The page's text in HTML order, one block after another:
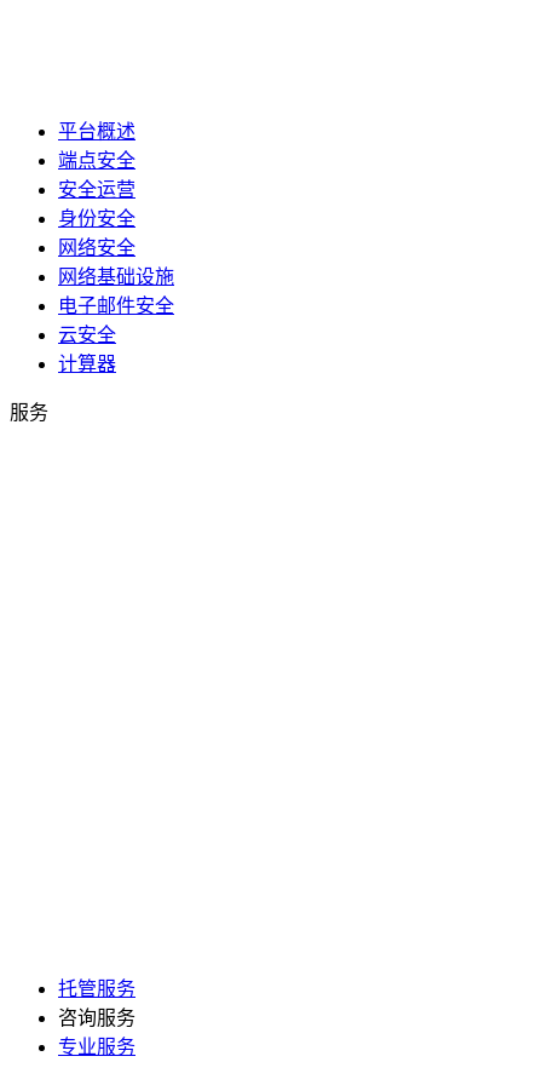
平台概述
端点安全
安全运营
身份安全
网络安全
网络基础设施
电子邮件安全
云安全
计算器
服务
托管服务
咨询服务
专业服务